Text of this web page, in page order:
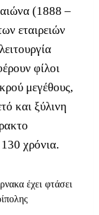
(1888 –
εταιρειών
φίλοι
μεγέθους,
και ξύλινη
χρόνια.
έχει φτάσει